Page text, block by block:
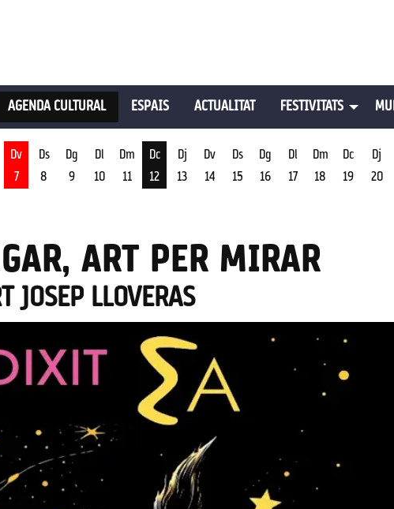
AGENDA CULTURAL ESPAIS ACTUALITAT FESTIVITATS
Dv
7
Ds
8
Dg
9
Dl
10
Dm
11
Dc
12
Dj
13
Dv
14
Ds
15
Dg
16
Dl
17
Dm
18
Dc
19
Dj
20
ART PER MIRAR
JOSEP LLOVERAS